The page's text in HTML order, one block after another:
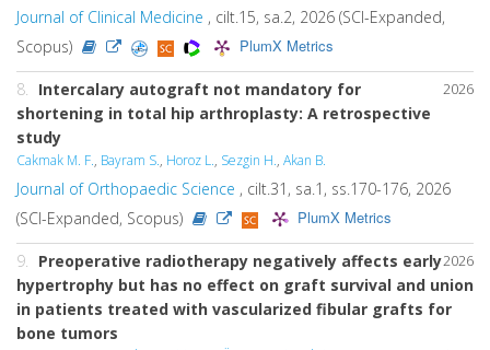
Journal of Clinical Medicine , cilt.15, sa.2, 2026 (SCI-Expanded,
Scopus)
PlumX Metrics
2026
8. Intercalary autograft not mandatory for
shortening in total hip arthroplasty: A retrospective
study
Cakmak M. F., Bayram S., Horoz L., Sezgin H., Akan B.
Journal of Orthopaedic Science , cilt.31, sa.1, ss.170-176, 2026
(SCI-Expanded, Scopus)
PlumX Metrics
2026
9. Preoperative radiotherapy negatively affects early
hypertrophy but has no effect on graft survival and union
in patients treated with vascularized fibular grafts for
bone tumors